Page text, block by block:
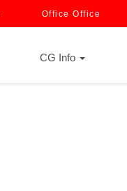
Office Office
CG Info